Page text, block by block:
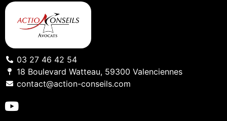
03 27 46 42 54
18 Boulevard Watteau, 59300 Valenciennes
contact@action-conseils.com